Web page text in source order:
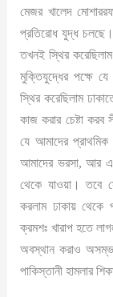
মেজর খালেদ
প্রতিরোধ যুদ্ধ চলছে।
তখনই স্থির
মুক্তিযুদ্ধের পক্ষে
স্থির করেছিলাম
কাজ করার চেষ্টা করব
যে আমাদের
আমাদের ভরসা, আর
থেকে যাওয়া। তবে
করলাম ঢাকায় থেকে
ক্রমশঃ খারাপ হতে
অবস্থান করাও
পাকিস্তানী হামলার